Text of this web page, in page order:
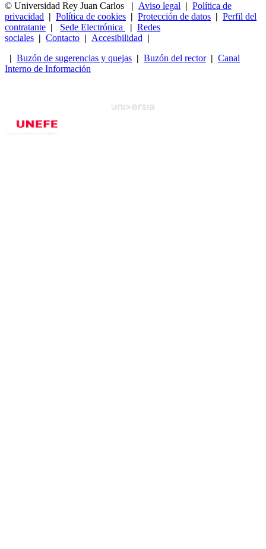
© Universidad Rey Juan Carlos
| Aviso legal | Política de
privacidad | Política de cookies | Protección de datos | Perfil del
contratante | Sede Electrónica | Redes
sociales | Contacto | Accesibilidad |
| Buzón de sugerencias y quejas | Buzón del rector| Canal
Interno de Información